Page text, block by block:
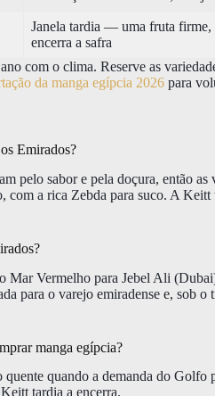
Janela tardia — uma fruta firme,
encerra a safra
com o clima. Reserve as
da manga egípcia 2026 para
Emirados?
pelo sabor e pela doçura, então
a rica Zebda para suco. A
Mar Vermelho para Jebel Ali
para o varejo emiradense e, sob
manga egípcia?
quando a demanda do Golfo
tardia a encerra.